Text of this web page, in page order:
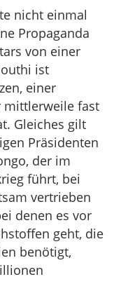
nicht einmal
Propaganda
von einer
ist
einer
mittlerweile fast
Gleiches gilt
Präsidenten
der im
führt, bei
vertrieben
denen es vor
geht, die
benötigt,